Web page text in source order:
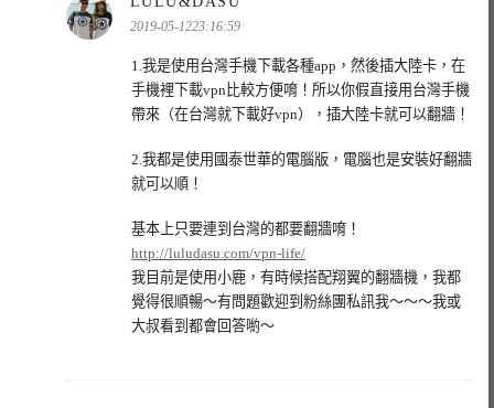
2019-05-1223:16:59
1.我是使用台灣手機下載各種app，然後插大陸卡，在
手機裡下載vpn比較方便唷！所以你假直接用台灣手機
帶來（在台灣就下載好vpn），插大陸卡就可以翻牆！
2.我都是使用國泰世華的電腦版，電腦也是安裝好翻牆
就可以順！
基本上只要連到台灣的都要翻牆唷！
http://luludasu.com/vpn-life/
我目前是使用小鹿，有時候搭配翔翼的翻牆機，我都
覺得很順暢～有問題歡迎到粉絲團私訊我～～～我或
大叔看到都會回答喲～